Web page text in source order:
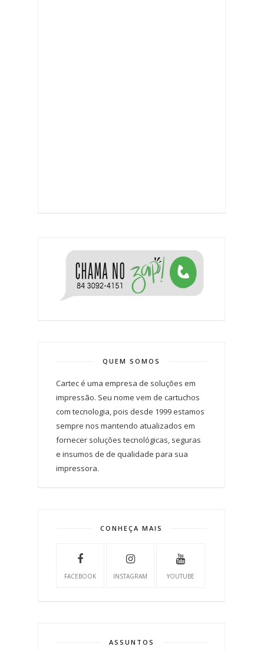
QUEM SOMOS
Cartec é uma empresa de soluções em
impressão. Seu nome vem de cartuchos
com tecnologia, pois desde 1999 estamos
sempre nos mantendo atualizados em
fornecer soluções tecnológicas, seguras
e insumos de de qualidade para sua
impressora.
CONHEÇA MAIS
FACEBOOK INSTAGRAM YOUTUBE
ASSUNTOS